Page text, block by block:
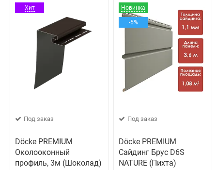
Хит
Под заказ
Döcke PREMIUM
Околооконный
профиль, 3м (Шоколад)
Новинка
-5%
Под заказ
Döcke PREMIUM
Сайдинг Брус D6S
NATURE (Пихта)